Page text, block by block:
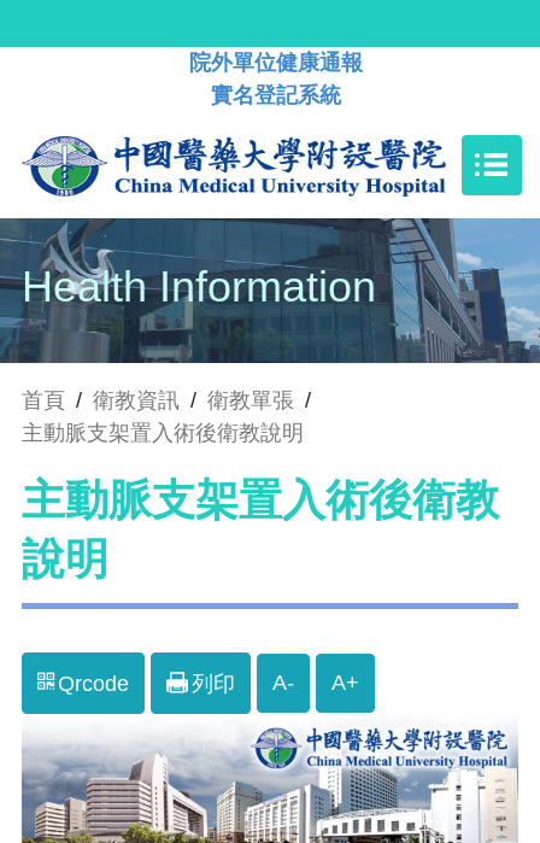
院外單位健康通報
實名登記系統
Health Information
首頁 / 衛教資訊 / 衛教單張 /
主動脈支架置入術後衛教說明
主動脈支架置入術後衛教
說明
Qrcode 列印 A- A+